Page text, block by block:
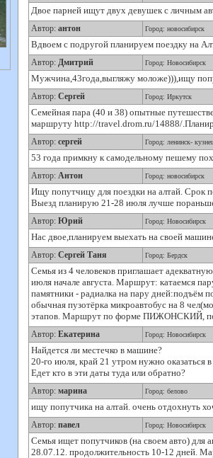
Двое парней ищут двух девушек с личным
Автор: антон Город: новосибирск
Вдвоем с подругой планируем поездку на
Автор: Дмитрий Город: Новосибирск
Мужчина,43года,выгляжу моложе))),ищу
Автор: Сергей Город: Иркутск
Семейная пара (40 и 38) опытные
маршруту http://travel.drom.ru/14888/
Автор: сергей Город: ленинск-
53 года примкну к самодельному пешему
Автор: Антон Город: новосибирск
Ищу попутчицу для поездки на алтай. Срок
Выезд планирую 21-28 июля лучше
Автор: Юрий Город: Новосибирск
Нас двое,планируем выехать на своей
Автор: Сергей Таня Город: Бердск
Семья из 4 человеков приглашает
июля начале августа. Маршрут: катаемся
памятники - радиалка на пару дней:подъём
обычная пузотёрка микроавтобус на 8
этапов. Маршрут по форме ПИЖОНСКИЙ, по
Автор: Екатерина Город: Новосибирск
Найдется ли местечко в машине?
20-го июля, край 21 утром нужно оказаться
Едет кто в эти даты туда или обратно?
Автор: марина Город: белово
ищу попутчика на алтай. очень отдохнуть
Автор: павел Город: Новосибирск
Семья ищет попутчиков (на своем авто) для
28.07.12. продолжительность 10-12 дней.